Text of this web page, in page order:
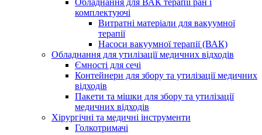
комплектуючі
Витратні матеріали для вакуумної
терапії
Насоси вакуумної терапії (ВАК)
Обладнання для утилізації медичних відходів
Ємності для сечі
Контейнери для збору та утилізації медичних
відходів
Пакети та мішки для збору та утилізації
медичних відходів
Хірургічні та медичні інструменти
Голкотримачі